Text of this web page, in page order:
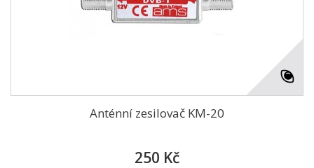
Anténní zesilovač KM-20
250 Kč